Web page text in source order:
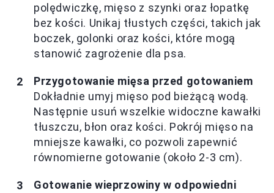
polędwiczkę, mięso z szynki oraz łopatkę
bez kości. Unikaj tłustych części, takich jak
boczek, golonki oraz kości, które mogą
stanowić zagrożenie dla psa.
Przygotowanie mięsa przed gotowaniem
Dokładnie umyj mięso pod bieżącą wodą.
Następnie usuń wszelkie widoczne kawałki
tłuszczu, błon oraz kości. Pokrój mięso na
mniejsze kawałki, co pozwoli zapewnić
równomierne gotowanie (około 2-3 cm).
Gotowanie wieprzowiny w odpowiedni